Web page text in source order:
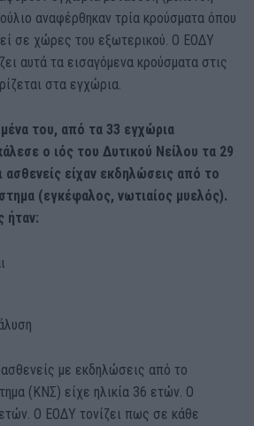
αναφέρθηκαν τρία κρούσματα όπου
σε χώρες του εξωτερικού. Ο ΕΟΔΥ
αυτά τα εισαγόμενα κρούσματα στις
στα εγχώρια.
του, από τα 33 εγχώρια
ο ιός του Δυτικού Νείλου τα 29
ασθενείς είχαν εκδηλώσεις από το
(εγκέφαλος, νωτιαίος μυελός).
ήταν:
με εκδηλώσεις από το
(ΚΝΣ) είχε ηλικία 36 ετών. Ο
Ο ΕΟΔΥ τονίζει πως σε κάθε